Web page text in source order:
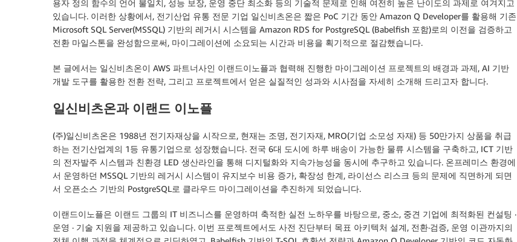
용자 정의 함수의 언어 불일치, 성능 보장, 운영 중단 최소화 등의 기술적 문제로 인해 여전히 높은 난이도의 과제로 여겨지고
있습니다. 이러한 상황에서, 전기산업 유통 전문 기업 일신비츠온은 짧은 PoC 기간 동안 Amazon Q Developer를 활용해 기존
Microsoft SQL Server(MSSQL) 기반의 레거시 시스템을 Amazon RDS for PostgreSQL (Babelfish 포함)로의 이전을 검증하고
전환 마일스톤을 완성함으로써, 마이그레이션에 소요되는 시간과 비용을 획기적으로 절감했습니다.
본 글에서는 일신비츠온이 AWS 파트너사인 이랜드이노플과 협력해 진행한 마이그레이션 프로젝트의 배경과 과제, AI 기반
개발 도구를 활용한 전환 전략, 그리고 프로젝트에서 얻은 실질적인 성과와 시사점을 자세히 소개해 드리고자 합니다.
일신비츠온과 이랜드 이노플
(주)일신비츠온은 1988년 전기자재상을 시작으로, 현재는 조명, 전기자재, MRO(기업 소모성 자재) 등 50만가지 상품을 취급
하는 전기산업계의 1등 유통기업으로 성장했습니다. 전국 6대 도시에 하루 배송이 가능한 물류 시스템을 구축하고, ICT 기반
의 전자발주 시스템과 친환경 LED 생산라인을 통해 디지털화와 지속가능성을 동시에 추구하고 있습니다. 온프레미스 환경에
서 운영하던 MSSQL 기반의 레거시 시스템이 유지보수 비용 증가, 확장성 한계, 라이선스 리스크 등의 문제에 직면하게 되면
서 오픈소스 기반의 PostgreSQL로 클라우드 마이그레이션을 추진하게 되었습니다.
이랜드이노플은 이랜드 그룹의 IT 비즈니스를 운영하며 축적한 실전 노하우를 바탕으로, 중소, 중견 기업에 최적화된 컨설팅 ·
운영 · 기술 지원을 제공하고 있습니다. 이번 프로젝트에서도 사전 진단부터 목표 아키텍처 설계, 전환·검증, 운영 이관까지의